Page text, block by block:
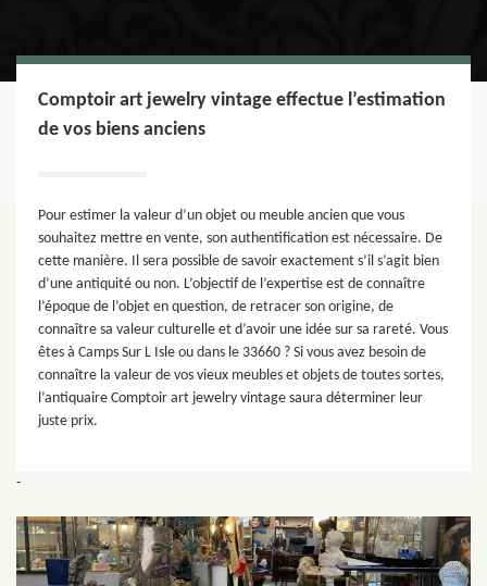
Comptoir art jewelry vintage effectue l’estimation
de vos biens anciens
Pour estimer la valeur d’un objet ou meuble ancien que vous
souhaitez mettre en vente, son authentification est nécessaire. De
cette manière. Il sera possible de savoir exactement s’il s’agit bien
d’une antiquité ou non. L’objectif de l’expertise est de connaître
l’époque de l’objet en question, de retracer son origine, de
connaître sa valeur culturelle et d’avoir une idée sur sa rareté. Vous
êtes à Camps Sur L Isle ou dans le 33660 ? Si vous avez besoin de
connaître la valeur de vos vieux meubles et objets de toutes sortes,
l’antiquaire Comptoir art jewelry vintage saura déterminer leur
juste prix.
-